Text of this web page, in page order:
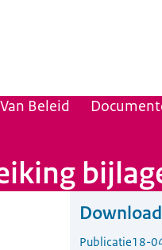
Beleid
Publicatie18-